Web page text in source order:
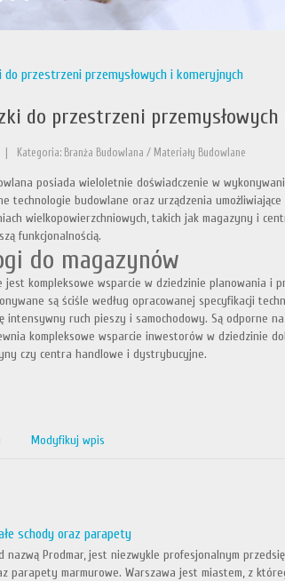
do przestrzeni przemysłowych i komeryjnych
do przestrzeni
Kategoria: Branża Budowlana / Materiały Budowlane
posiada wieloletnie doświadczenie w
technologie budowlane oraz urządzenia
wielkopowierzchniowych, takich jak magazyny i
funkcjonalnością.
do magazynów
jest kompleksowe wsparcie w dziedzinie planowania i
są ściśle według opracowanej specyfikacji
intensywny ruch pieszy i samochodowy. Są odporne
kompleksowe wsparcie inwestorów w dziedzinie
czy centra handlowe i dystrybucyjne.
Modyfikuj wpis
schody oraz parapety
nazwą Prodmar, jest niezwykle profesjonalnym
parapety marmurowe. Warszawa jest miastem, z